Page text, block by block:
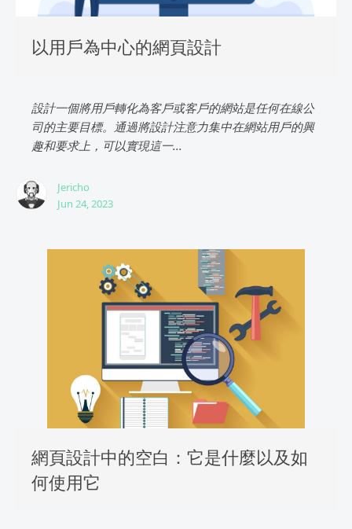
以用戶為中心的網頁設計
設計一個將用戶轉化為客戶或客戶的網站是任何在線公
司的主要目標。通過將設計注意力集中在網站用戶的興
趣和要求上，可以實現這一...
Jericho
Jun 24, 2023
網頁設計中的空白：它是什麼以及如
何使用它